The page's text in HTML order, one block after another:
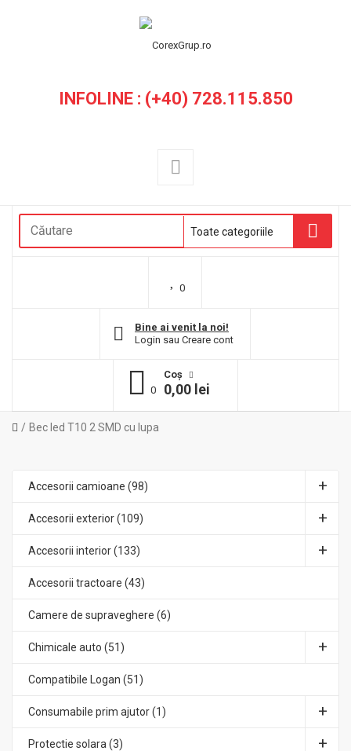
INFOLINE : (+40) 728.115.850
0
Bine ai venit la noi!
Login sau Creare cont
Coş
0
0,00 lei
Bec led T10 2 SMD cu lupa
Accesorii camioane (98)
Accesorii exterior (109)
Accesorii interior (133)
Accesorii tractoare (43)
Camere de supraveghere (6)
Chimicale auto (51)
Compatibile Logan (51)
Consumabile prim ajutor (1)
Protectie solara (3)